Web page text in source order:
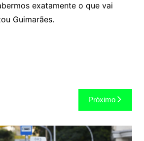
exatamente o que vai
Guimarães.
Próximo